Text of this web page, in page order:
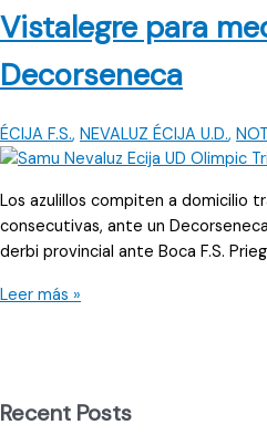
Vistalegre para
Decorseneca
ÉCIJA F.S., NEVALUZ ÉCIJA U.D.,
Los azulillos compiten a domicilio
consecutivas, ante un
derbi provincial ante Boca F.S.
Los
Vistalegre
Leer más »
Recent Posts